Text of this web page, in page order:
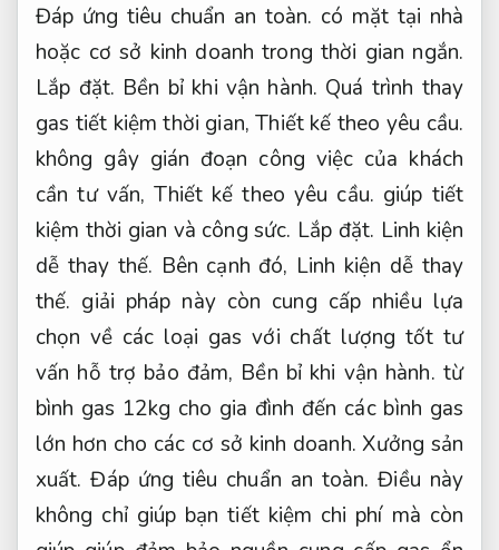
Đáp ứng tiêu chuẩn an toàn. có mặt tại nhà
hoặc cơ sở kinh doanh trong thời gian ngắn.
Lắp đặt. Bền bỉ khi vận hành. Quá trình thay
gas tiết kiệm thời gian,Thiết kế theo yêu cầu.
không gây gián đoạn công việc của khách
cần tư vấn,Thiết kế theo yêu cầu. giúp tiết
kiệm thời gian và công sức. Lắp đặt. Linh kiện
dễ thay thế. Bên cạnh đó, Linh kiện dễ thay
thế. giải pháp này còn cung cấp nhiều lựa
chọn về các loại gas với chất lượng tốt tư
vấn hỗ trợ bảo đảm, Bền bỉ khi vận hành. từ
bình gas 12kg cho gia đình đến các bình gas
lớn hơn cho các cơ sở kinh doanh.Xưởng sản
xuất. Đáp ứng tiêu chuẩn an toàn. Điều này
không chỉ giúp bạn tiết kiệm chi phí mà còn